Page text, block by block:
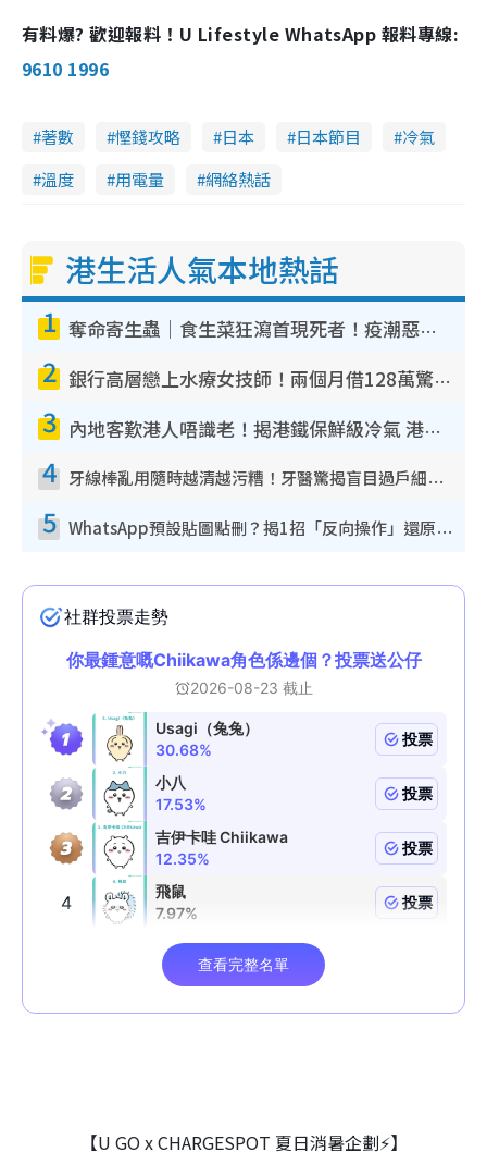
有料爆? 歡迎報料！U Lifestyle WhatsApp 報料專線:
9610 1996
著數 慳錢攻略 日本 日本節目
冷氣
溫度
用電量 網絡熱話
港生活人氣本地熱話
1 奪命寄生蟲｜食生菜狂瀉首現死者！疫潮惡化錄1.8萬宗病例 揭洗菜3大謬誤
2 銀行高層戀上水療女技師！兩個月借128萬驚覺「沉船」沉落火海 揭背後疑似邪教操控賣淫
3 內地客歎港人唔識老！揭港鐵保鮮級冷氣 港人求放過：咪投訴
4 牙線棒亂用隨時越清越污糟！牙醫驚揭盲目過戶細菌恐致蛀牙：呢種先係日常真保養
5 WhatsApp預設貼圖點刪？揭1招「反向操作」還原簡潔介面 附3步實測教學
【U GO x CHARGESPOT 夏日消暑企劃⚡】